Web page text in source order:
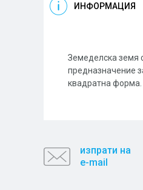
ИНФОРМАЦИЯ
Земеделска земя
предназначение
квадратна форма.
изпрати на
e-mail